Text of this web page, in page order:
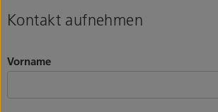
Kontakt aufnehmen
Vorname